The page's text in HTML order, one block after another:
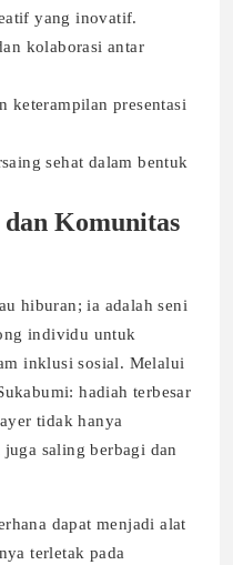
yang inovatif.
kolaborasi antar
keterampilan presentasi
sehat dalam bentuk
Komunitas
hiburan; ia adalah seni
individu untuk
inklusi sosial. Melalui
hadiah terbesar
tidak hanya
saling berbagi dan
dapat menjadi alat
terletak pada